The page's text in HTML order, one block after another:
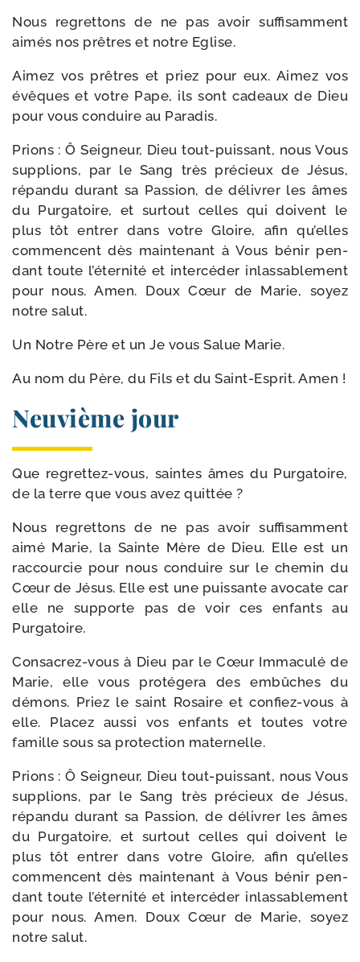
Nous regret­tons de ne pas avoir suf­fi­sam­ment
aimés nos prêtres et notre Eglise.
Aimez vos prêtres et priez pour eux. Aimez vos
évêques et votre Pape, ils sont cadeaux de Dieu
pour vous conduire au Paradis.
Prions : Ô Seigneur, Dieu tout-​puissant, nous Vous
sup­plions, par le Sang très pré­cieux de Jésus,
répan­du durant sa Passion, de déli­vrer les âmes
du Purgatoire, et sur­tout celles qui doivent le
plus tôt entrer dans votre Gloire, afin qu’elles
com­mencent dès main­te­nant à Vous bénir pen­
dant toute l’éternité et inter­cé­der inlas­sa­ble­ment
pour nous. Amen. Doux Cœur de Marie, soyez
notre salut.
Un Notre Père et un Je vous Salue Marie.
Au nom du Père, du Fils et du Saint-​Esprit. Amen !
Neuvième jour
Que regrettez-​vous, saintes âmes du Purgatoire,
de la terre que vous avez quittée ?
Nous regret­tons de ne pas avoir suf­fi­sam­ment
aimé Marie, la Sainte Mère de Dieu. Elle est un
rac­cour­cie pour nous conduire sur le che­min du
Cœur de Jésus. Elle est une puis­sante avo­cate car
elle ne sup­porte pas de voir ces enfants au
Purgatoire.
Consacrez-​vous à Dieu par le Cœur Immaculé de
Marie, elle vous pro­té­ge­ra des embûches du
démons. Priez le saint Rosaire et confiez-​vous à
elle. Placez aus­si vos enfants et toutes votre
famille sous sa pro­tec­tion maternelle.
Prions : Ô Seigneur, Dieu tout-​puissant, nous Vous
sup­plions, par le Sang très pré­cieux de Jésus,
répan­du durant sa Passion, de déli­vrer les âmes
du Purgatoire, et sur­tout celles qui doivent le
plus tôt entrer dans votre Gloire, afin qu’elles
com­mencent dès main­te­nant à Vous bénir pen­
dant toute l’éternité et inter­cé­der inlas­sa­ble­ment
pour nous. Amen. Doux Cœur de Marie, soyez
notre salut.